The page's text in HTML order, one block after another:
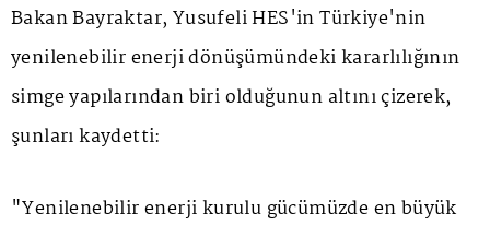
Bakan Bayraktar, Yusufeli HES'in Türkiye'nin
yenilenebilir enerji dönüşümündeki kararlılığının
simge yapılarından biri olduğunun altını çizerek,
şunları kaydetti:
"Yenilenebilir enerji kurulu gücümüzde en büyük